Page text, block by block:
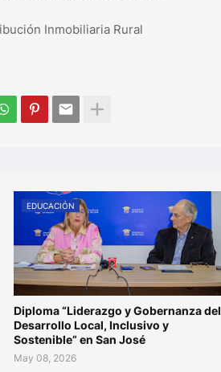
Inmobiliaria Rural
EDUCACIÓN
Diploma “Liderazgo y Gobernanza del
Desarrollo Local, Inclusivo y
Sostenible” en San José
May 08, 2026